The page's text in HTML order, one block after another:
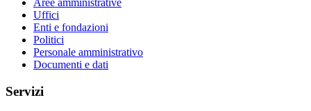
Aree amministrative
Uffici
Enti e fondazioni
Politici
Personale amministrativo
Documenti e dati
Servizi